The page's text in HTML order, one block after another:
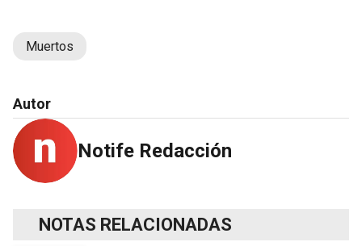
Muertos
Autor
Notife Redacción
NOTAS RELACIONADAS